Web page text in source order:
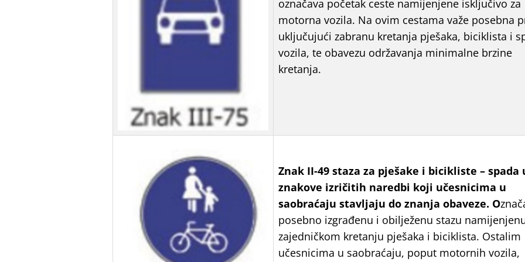
označava početak ceste namijenjene isključivo za
motorna vozila. Na ovim cestama važe posebna
uključujući zabranu kretanja pješaka, biciklista i
vozila, te obavezu održavanja minimalne brzine
kretanja.
Znak II-49 staza za pješake i bicikliste – spada
znakove izričitih naredbi koji učesnicima u
saobraćaju stavljaju do znanja obaveze. O
posebno izgrađenu i obilježenu stazu
zajedničkom kretanju pješaka i biciklista. Ostalim
učesnicima u saobraćaju, poput motornih vozila,